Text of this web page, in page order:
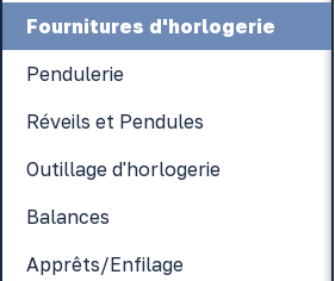
Fournitures d'horlogerie
Pendulerie
Réveils et Pendules
Outillage d'horlogerie
Balances
Apprêts/Enfilage